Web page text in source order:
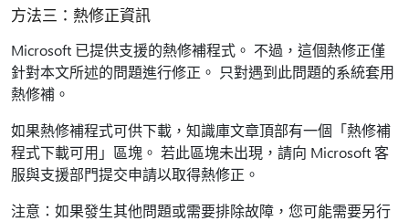
方法三：熱修正資訊
Microsoft 已提供支援的熱修補程式。 不過，這個熱修正僅
針對本文所述的問題進行修正。 只對遇到此問題的系統套用
熱修補。
如果熱修補程式可供下載，知識庫文章頂部有一個「熱修補
程式下載可用」區塊。 若此區塊未出現，請向 Microsoft 客
服與支援部門提交申請以取得熱修正。
注意：如果發生其他問題或需要排除故障，您可能需要另行